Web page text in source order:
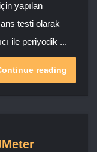
yapılan
testi olarak
ile periyodik ...
reading